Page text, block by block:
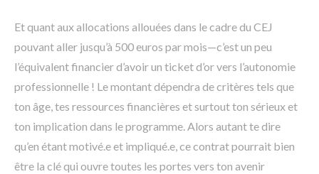
Et quant aux allocations allouées dans le cadre du CEJ
pouvant aller jusqu’à 500 euros par mois—c’est un peu
l’équivalent financier d’avoir un ticket d’or vers l’autonomie
professionnelle ! Le montant dépendra de critères tels que
ton âge, tes ressources financières et surtout ton sérieux et
ton implication dans le programme. Alors autant te dire
qu’en étant motivé.e et impliqué.e, ce contrat pourrait bien
être la clé qui ouvre toutes les portes vers ton avenir